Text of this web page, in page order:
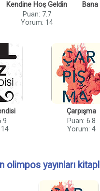
Kendine Hoş Geldin
Puan: 7.7
Yorum: 14
Çarpışma
Puan: 6.8
Yorum: 4
olimpos yayınları